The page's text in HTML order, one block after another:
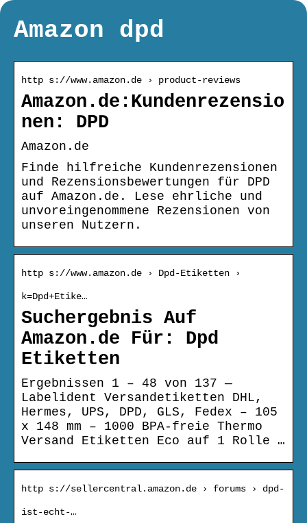
Amazon dpd
http s://www.amazon.de › product-reviews
Amazon.de:Kundenrezensio
nen: DPD
Amazon.de
Finde hilfreiche Kundenrezensionen
und Rezensionsbewertungen für DPD
auf Amazon.de. Lese ehrliche und
unvoreingenommene Rezensionen von
unseren Nutzern.
http s://www.amazon.de › Dpd-Etiketten ›
k=Dpd+Etike…
Suchergebnis Auf
Amazon.de Für: Dpd
Etiketten
Ergebnissen 1 – 48 von 137 —
Labelident Versandetiketten DHL,
Hermes, UPS, DPD, GLS, Fedex – 105
x 148 mm – 1000 BPA-freie Thermo
Versand Etiketten Eco auf 1 Rolle …
http s://sellercentral.amazon.de › forums › dpd-
ist-echt-…